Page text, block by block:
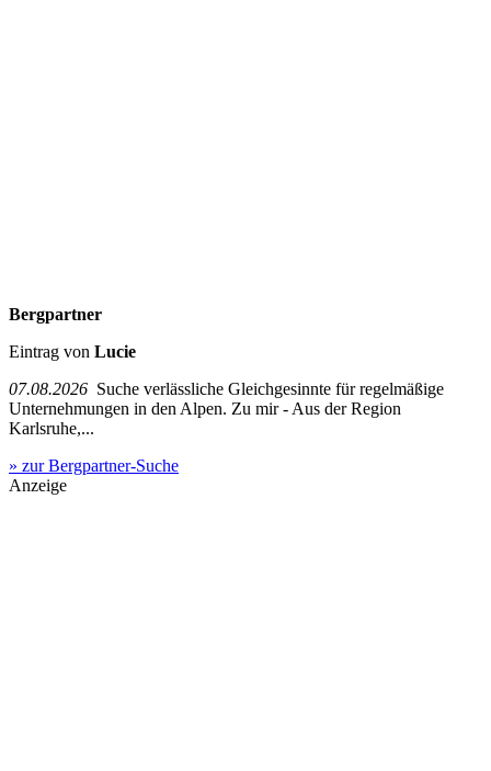
Bergpartner
Eintrag von Lucie
07.08.2026 Suche verlässliche Gleichgesinnte für regelmäßige
Unternehmungen in den Alpen. Zu mir - Aus der Region
Karlsruhe,...
» zur Bergpartner-Suche
Anzeige